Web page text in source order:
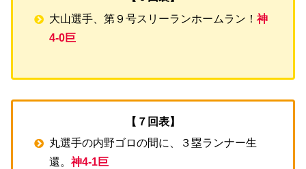
大山選手、第９号スリーランホームラン！神
4-0巨
【７回表】
丸選手の内野ゴロの間に、３塁ランナー生
還。神4-1巨